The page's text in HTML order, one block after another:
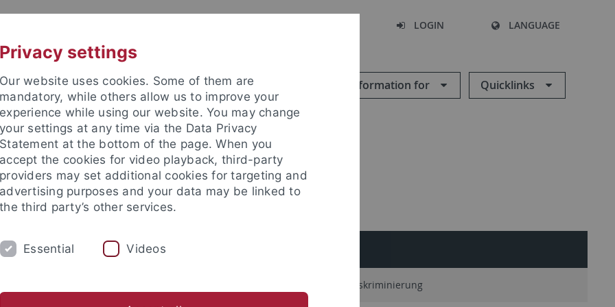
LOGIN LANGUAGE
Information for Quicklinks
Institut
SAMMLUNGEN
Antidiskriminierung
Privacy settings
Our website uses cookies. Some of them are
mandatory, while others allow us to improve your
experience while using our website. You may change
your settings at any time via the Data Privacy
Statement at the bottom of the page. When you
accept the cookies for video playback, third-party
providers may set additional cookies for targeting and
advertising purposes and your data may be linked to
the third party’s other services.
Essential Videos